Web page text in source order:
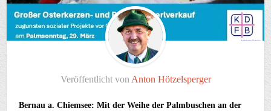
Veröffentlicht von Anton Hötzelsperger
Bernau a. Chiemsee: Mit der Weihe der Palmbuschen an der